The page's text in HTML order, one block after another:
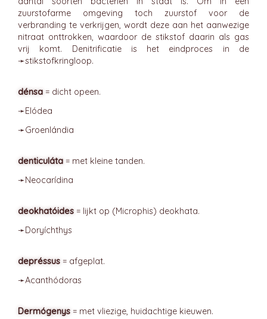
zuurstofarme omgeving toch zuurstof voor de
verbranding te verkrijgen, wordt deze aan het aanwezige
nitraat onttrokken, waardoor de stikstof daarin als gas
vrij komt. Denitrificatie is het eindproces in de
➛stikstofkringloop.
dénsa = dicht opeen.
➛Elódea
➛Groenlándia
denticuláta = met kleine tanden.
➛Neocarídina
deokhatóides = lijkt op (Microphis) deokhata.
➛Doryíchthys
depréssus = afgeplat.
➛Acanthódoras
Dermógenys = met vliezige, huidachtige kieuwen.